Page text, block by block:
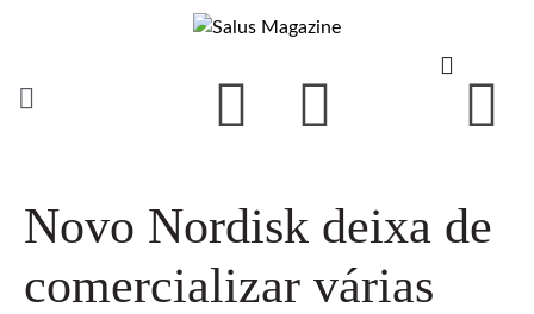
Novo Nordisk deixa de
comercializar várias